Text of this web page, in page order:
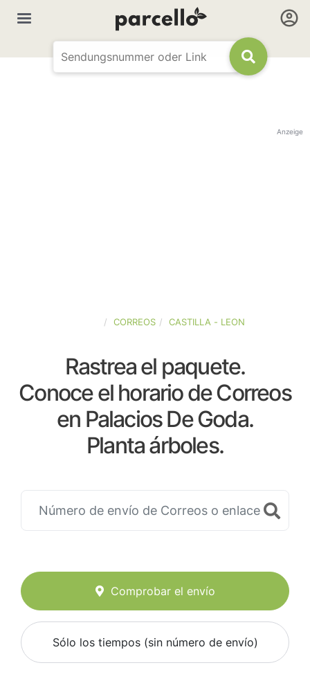
Anzeige
CORREOS CASTILLA - LEON
Rastrea el paquete.
Conoce el horario de Correos
en Palacios De Goda.
Planta árboles.
Comprobar el envío
Sólo los tiempos (sin número de envío)